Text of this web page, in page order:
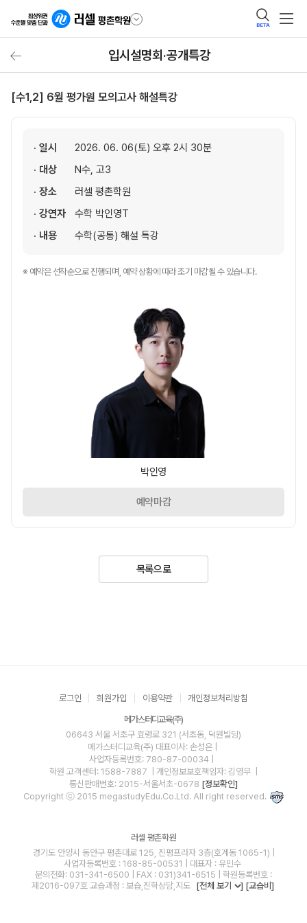
BETA
입시설명회·공개특강
[수1,2] 6월 평가원 모의고사 해설특강
· 일시
2026. 06. 06(토) 오후 2시 30분
· 대상
N수, 고3
· 장소
러셀 평촌학원
· 강연자
수학 박인영T
· 내용
수학(공통) 해설 특강
※ 예약은 선착순으로 진행되며, 예약 상황에 따라 조기 마감될 수 있습니다.
박인영
예약마감
목록으로
로그인 회원가입 이용약관 개인정보처리방침
메가스터디교육(주)
06643 서울 서초구 효령로 321 (서초동, 덕원빌딩)
메가스터디교육(주) 대표이사: 손성은 |
사업자등록번호: 780-87-00034
학원 고객센터: 1588-7887
| 개인정보보호책임자: 김영무
통신판매번호: 2015-서울서초-0678 [정보확인]
Copyright ⓒ 2015 megastudyEdu.Co.Ltd. All right reserved.
러셀 평촌학원
경기도 안양시 동안구 평촌대로 125, 진평프라자 3층(호계동 1065-1) |
사업자등록번호 : 168-85-00531 | 대표자 : 유민수
문의전화: 031-341-6500 | FAX : 031)341-6515 | 학원등록번호 :
제2016-097호 교습과정 : 보습,진학상담,지도
[전체 보기 ] [교습비]